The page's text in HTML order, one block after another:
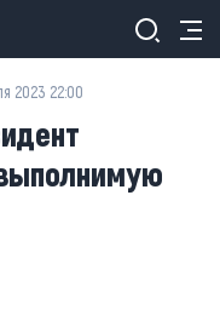
2023 22:00